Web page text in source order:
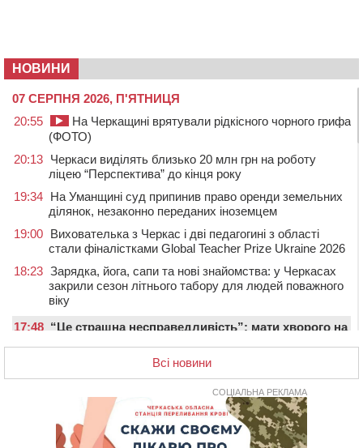
НОВИНИ
07 СЕРПНЯ 2026, П'ЯТНИЦЯ
20:55
На Черкащині врятували рідкісного чорного грифа
(ФОТО)
20:13 Черкаси виділять близько 20 млн грн на роботу
ліцею “Перспектива” до кінця року
19:34 На Уманщині суд припинив право оренди земельних
ділянок, незаконно переданих іноземцем
19:00 Вихователька з Черкас і дві педагогині з області
стали фіналістками Global Teacher Prize Ukraine 2026
18:23 Зарядка, йога, сапи та нові знайомства: у Черкасах
закрили сезон літнього табору для людей поважного
віку
17:48 “Це страшна несправедливість”: мати хворого на
ОВА виділити кошти на дороговартісні ліки
17:15 На Уманщині судитимуть колишню очільницю відділу
освіти через закупівлю електрики за завищеною
У Черкасах провели в останню путь двох
Всі новини
СОЦІАЛЬНА РЕКЛАМА